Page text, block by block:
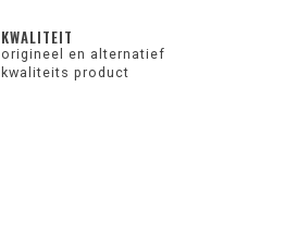
KWALITEIT
origineel en alternatief
kwaliteits product